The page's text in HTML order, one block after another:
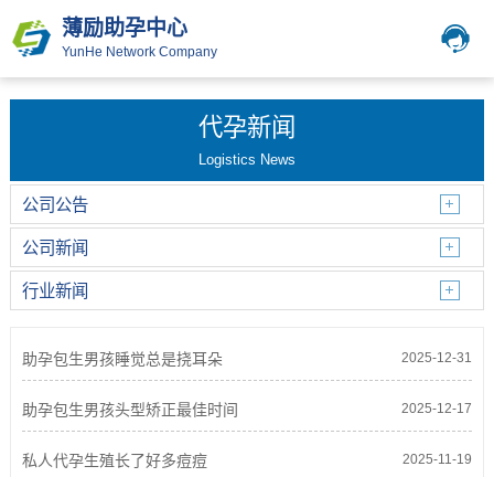
薄励助孕中心
YunHe Network Company
代孕新闻
Logistics News
公司公告
公司新闻
行业新闻
助孕包生男孩睡觉总是挠耳朵 2025-12-31
助孕包生男孩头型矫正最佳时间 2025-12-17
私人代孕生殖长了好多痘痘 2025-11-19